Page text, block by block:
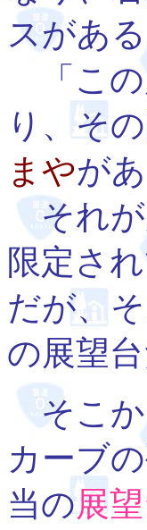
スがあ
「この
り、そ
まやが
それが
限定さ
だが、
の展望台
そこか
カーブ
当の展